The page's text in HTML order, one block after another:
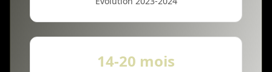
14-20 mois